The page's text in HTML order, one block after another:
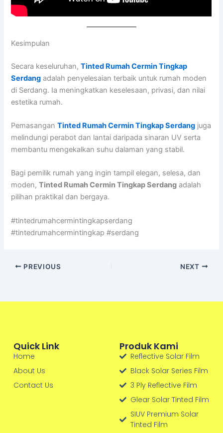
Kesimpulan
Secara keseluruhan,Tinted Rumah Cermin Tingkap
Serdang adalah penyelesaian terbaik untuk rumah moden
di Serdang. Ia meningkatkan keselesaan, privasi, dan nilai
estetika rumah.
PemasanganTinted Rumah Cermin Tingkap Serdang juga
melindungi perabot dan lantai daripada sinaran UV serta
membantu mengekalkan suhu dalaman yang stabil.
Bagi pemilik rumah yang ingin tampil elegan, selesa, dan
moden,Tinted Rumah Cermin Tingkap Serdang adalah
pilihan praktikal dan bergaya.
#tintedrumahcermintingkapserdang
#tintedrumahcermintingkap #serdang
PREVIOUS NEXT
Quick Link
Home
About Us
Contact Us
Produk Kami
Reflective Solar Film
Black Solar Series Film
3 Ply Reflective Film
Glear Solar Tinted Film
SIUV Premium Solar
Tinted Film